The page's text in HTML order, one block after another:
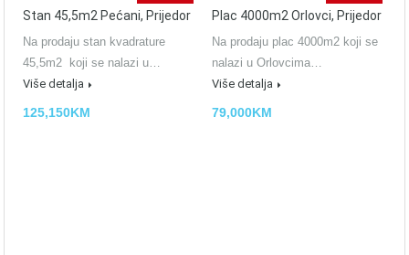
Stan 45,5m2 Pećani, Prijedor
Na prodaju stan kvadrature
45,5m2 koji se nalazi u…
Više detalja
125,150KM
Plac 4000m2 Orlovci, Prijedor
Na prodaju plac 4000m2 koji se
nalazi u Orlovcima…
Više detalja
79,000KM